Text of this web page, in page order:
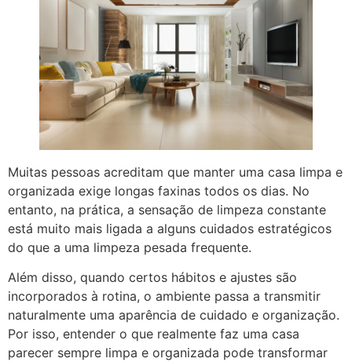
Muitas pessoas acreditam que manter uma casa limpa e
organizada exige longas faxinas todos os dias. No
entanto, na prática, a sensação de limpeza constante
está muito mais ligada a alguns cuidados estratégicos
do que a uma limpeza pesada frequente.
Além disso, quando certos hábitos e ajustes são
incorporados à rotina, o ambiente passa a transmitir
naturalmente uma aparência de cuidado e organização.
Por isso, entender o que realmente faz uma casa
parecer sempre limpa e organizada pode transformar